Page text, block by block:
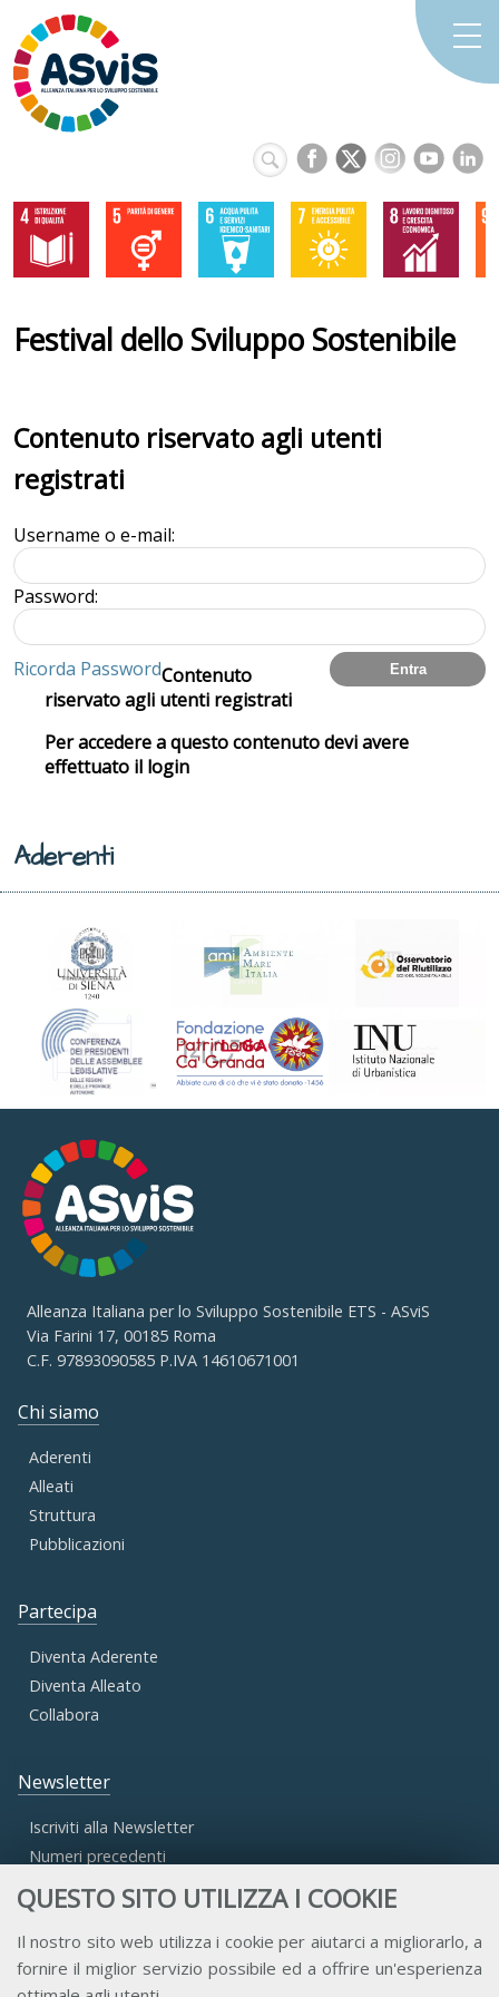
QUESTO SITO UTILIZZA I COOKIE
Il nostro sito web utilizza i cookie per aiutarci a migliorarlo, a
fornire il miglior servizio possibile ed a offrire un'esperienza
Festival dello Sviluppo Sostenibile
Contenuto riservato agli utenti
registrati
Username o e-mail:
Password:
Ricorda PasswordContenuto
riservato agli utenti registrati
Per accedere a questo contenuto devi avere
effettuato il login
Aderenti
Alleanza Italiana per lo Sviluppo Sostenibile ETS - ASviS
Via Farini 17, 00185 Roma
C.F. 97893090585 P.IVA 14610671001
Chi siamo
Aderenti
Alleati
Struttura
Pubblicazioni
Partecipa
Diventa Aderente
Diventa Alleato
Collabora
Newsletter
Iscriviti alla Newsletter
Numeri precedenti
Accesso Aderenti